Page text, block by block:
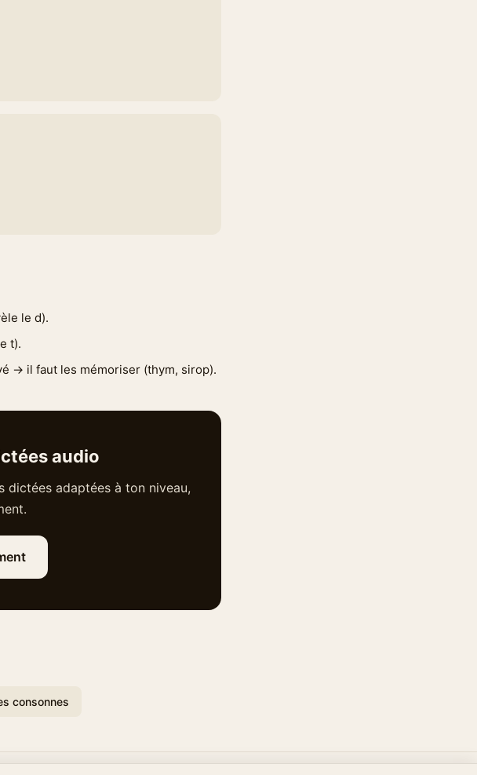
le d).
t).
→ il faut les mémoriser (thym, sirop).
audio
dictées adaptées à ton niveau,
consonnes